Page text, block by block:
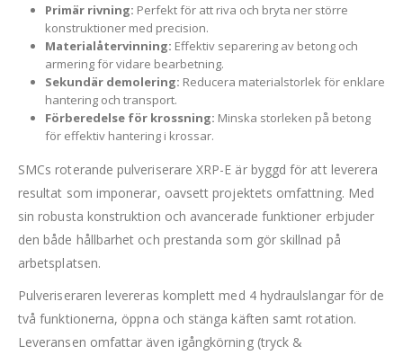
Primär rivning: Perfekt för att riva och bryta ner större
konstruktioner med precision.
Materialåtervinning: Effektiv separering av betong och
armering för vidare bearbetning.
Sekundär demolering: Reducera materialstorlek för enklare
hantering och transport.
Förberedelse för krossning: Minska storleken på betong
för effektiv hantering i krossar.
SMCs roterande pulveriserare XRP-E är byggd för att leverera
resultat som imponerar, oavsett projektets omfattning. Med
sin robusta konstruktion och avancerade funktioner erbjuder
den både hållbarhet och prestanda som gör skillnad på
arbetsplatsen.
Pulveriseraren levereras komplett med 4 hydraulslangar för de
två funktionerna, öppna och stänga käften samt rotation.
Leveransen omfattar även igångkörning (tryck &